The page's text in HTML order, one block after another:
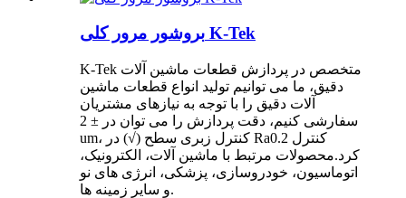
بروشور مرور کلی K-Tek
K-Tek متخصص در پردازش قطعات ماشین آلات
دقیق، ما می توانیم تولید انواع قطعات ماشین
آلات دقیق را با توجه به نیازهای مشتریان
سفارشی کنیم، دقت پردازش را می توان در ± 2
um، کنترل زبری سطح (√) در Ra0.2 کنترل
کرد.محصولات مرتبط با ماشین آلات، الکترونیک،
اتوماسیون، خودروسازی، پزشکی، انرژی های نو
و سایر زمینه ها.